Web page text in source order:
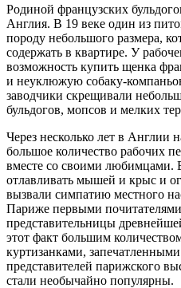
Родиной французских
Англия. В 19 веке один из
породу небольшого размера,
содержать в квартире. У
возможность купить щенка
и неуклюжую собаку-
заводчики скрещивали
бульдогов, мопсов и мелких
Через несколько лет в Англии
большое количество рабочих
вместе со своими любимцами.
отлавливать мышей и крыс и
вызвали симпатию местного
Париже первыми почитателями
представительницы
этот факт большим
куртизанками,
представителей парижского
стали необычайно популярны.